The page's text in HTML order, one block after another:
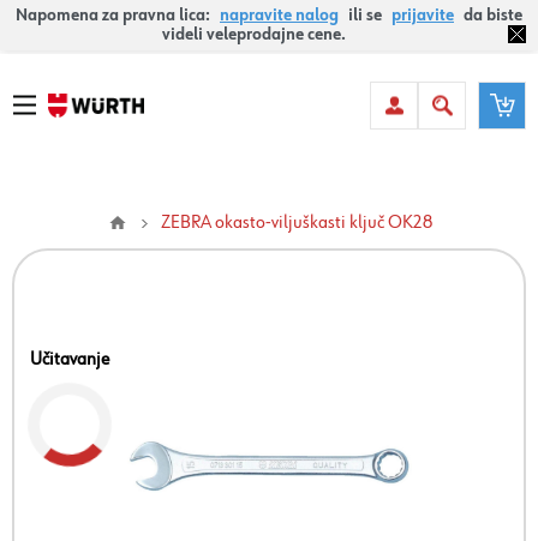
Napomena za pravna lica: napravite nalog ili se prijavite da biste
videli veleprodajne cene.
ZEBRA okasto-viljuškasti ključ OK28
Učitavanje